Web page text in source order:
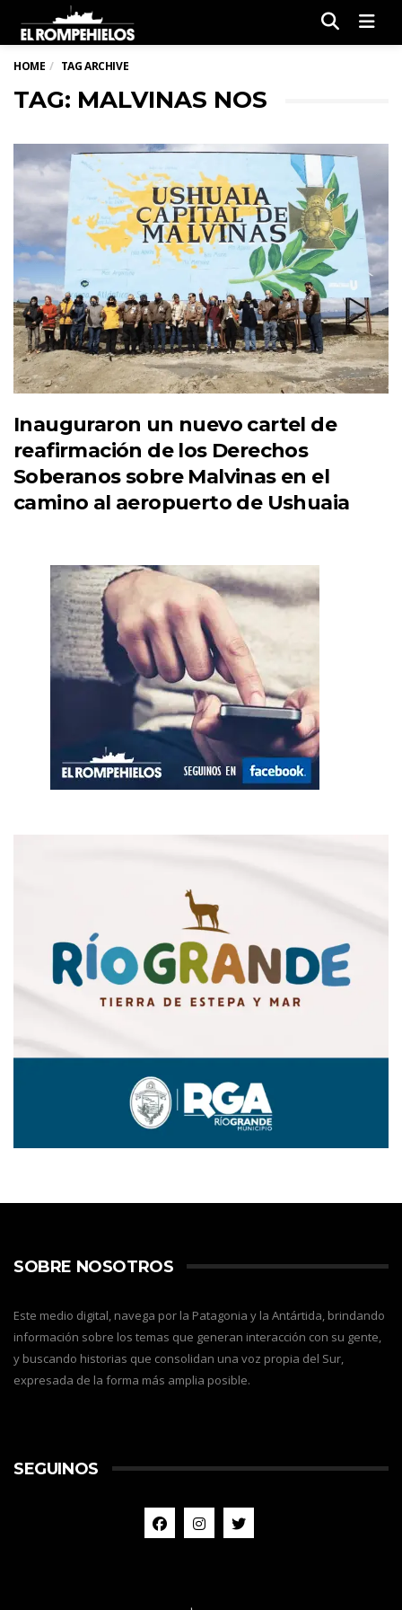
HOME TAG ARCHIVE
TAG: MALVINAS NOS
Inauguraron un nuevo cartel de
reafirmación de los Derechos
Soberanos sobre Malvinas en el
camino al aeropuerto de Ushuaia
SOBRE NOSOTROS
Este medio digital, navega por la Patagonia y la Antártida, brindando
información sobre los temas que generan interacción con su gente,
y buscando historias que consolidan una voz propia del Sur,
expresada de la forma más amplia posible.
SEGUINOS